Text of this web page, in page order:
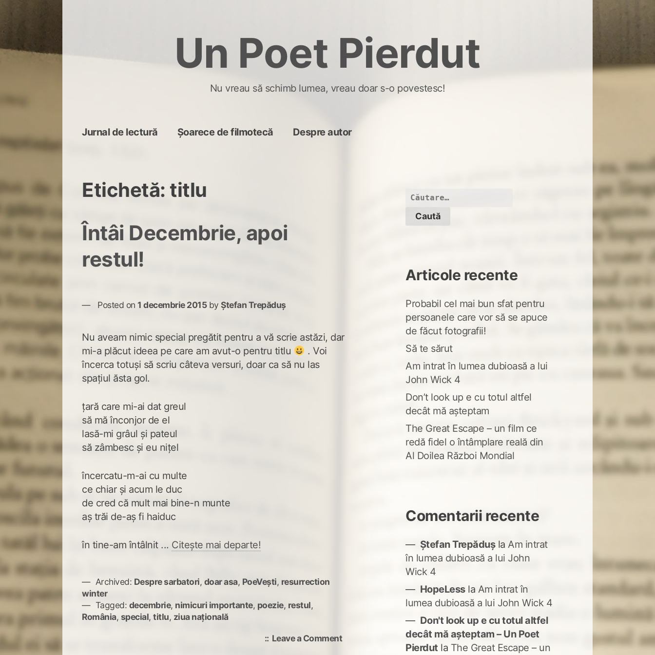
Un Poet Pierdut
Nu vreau să schimb lumea, vreau doar s-o povestesc!
Jurnal de lectură Șoarece de filmotecă Despre autor
Etichetă: titlu
Întâi Decembrie, apoi
restul!
Posted on 1 decembrie 2015byȘtefan Trepăduș
Nu aveam nimic special pregătit pentru a vă scrie astăzi, dar
mi-a plăcut ideea pe care am avut-o pentru titlu
. Voi
încerca totuși să scriu câteva versuri, doar ca să nu las
spațiul ăsta gol.
țară care mi-ai dat greul
să mă înconjor de el
lasă-mi grâul și pateul
să zâmbesc și eu nițel
încercatu-m-ai cu multe
ce chiar și acum le duc
de cred că mult mai bine-n munte
aș trăi de-aș fi haiduc
în tine-am întâlnit ... Citește mai departe!
Archived: Despre sarbatori, doar asa, PoeVești, resurrection
winter
Tagged: decembrie, nimicuri importante, poezie, restul,
România, special,titlu, ziua națională
Leave a Commenton
Caută
Articole recente
Probabil cel mai bun sfat pentru
persoanele care vor să se apuce
de făcut fotografii!
Să te sărut
Am intrat în lumea dubioasă a lui
John Wick 4
Don’t look up e cu totul altfel
decât mă așteptam
The Great Escape – un film ce
redă fidel o întâmplare reală din
Al Doilea Război Mondial
Comentarii recente
Ștefan Trepădușla Am intrat
în lumea dubioasă a lui John
Wick 4
HopeLessla Am intrat în
lumea dubioasă a lui John Wick 4
Don't look up e cu totul altfel
decât mă așteptam – Un Poet
Pierdut la The Great Escape – un